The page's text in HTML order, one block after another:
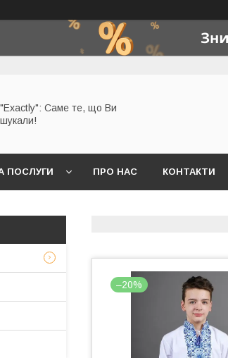
"Exactly": Саме те, що Ви
шукали!
ПОСЛУГИ ПРО НАС КОНТАКТИ
–20%